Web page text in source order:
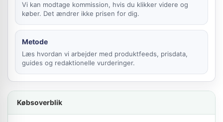
Vi kan modtage kommission, hvis du klikker videre og
køber. Det ændrer ikke prisen for dig.
Metode
Læs hvordan vi arbejder med produktfeeds, prisdata,
guides og redaktionelle vurderinger.
Købsoverblik